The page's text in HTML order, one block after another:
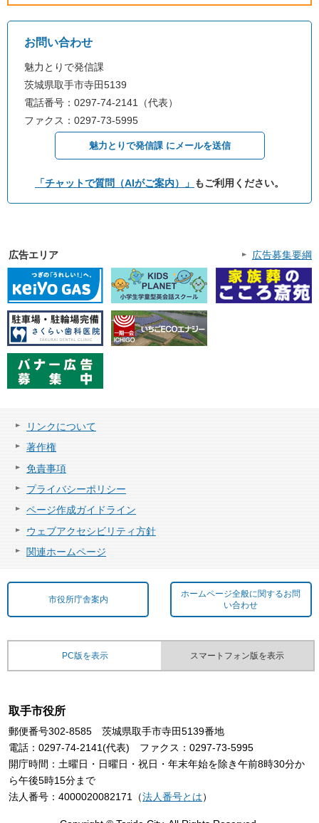
お問い合わせ
魅力とりで発信課
茨城県取手市寺田5139
電話番号：0297-74-2141（代表）
ファクス：0297-73-5995
魅力とりで発信課 にメールを送信
「チャットで質問（AIがご案内）」 もご利用ください。
広告エリア 広告募集要綱
リンクについて
著作権
免責事項
プライバシーポリシー
ページ作成ガイドライン
ウェブアクセシビリティ方針
関連ホームページ
市役所庁舎案内
ホームページ全般に関するお問
い合わせ
PC版を表示 スマートフォン版を表示
取手市役所
郵便番号302-8585 茨城県取手市寺田5139番地
電話：0297-74-2141(代表) ファクス：0297-73-5995
開庁時間：土曜日・日曜日・祝日・年末年始を除き午前8時30分か
ら午後5時15分まで
法人番号：4000020082171（法人番号とは）